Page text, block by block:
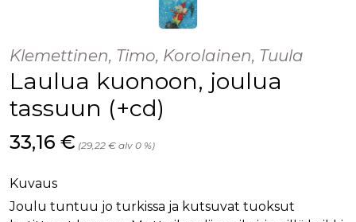
Klemettinen, Timo, Korolainen, Tuula
Laulua kuonoon, joulua
tassuun (+cd)
Hinta nyt
33,16 € (29,22 € alv 0 %)
Kuvaus
Joulu tuntuu jo turkissa ja kutsuvat tuoksut